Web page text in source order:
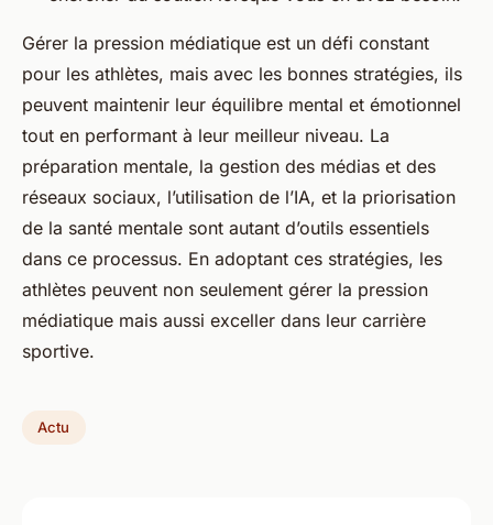
Gérer la pression médiatique est un défi constant
pour les athlètes, mais avec les bonnes stratégies, ils
peuvent maintenir leur équilibre mental et émotionnel
tout en performant à leur meilleur niveau. La
préparation mentale, la gestion des médias et des
réseaux sociaux, l’utilisation de l’IA, et la priorisation
de la santé mentale sont autant d’outils essentiels
dans ce processus. En adoptant ces stratégies, les
athlètes peuvent non seulement gérer la pression
médiatique mais aussi exceller dans leur carrière
sportive.
Actu